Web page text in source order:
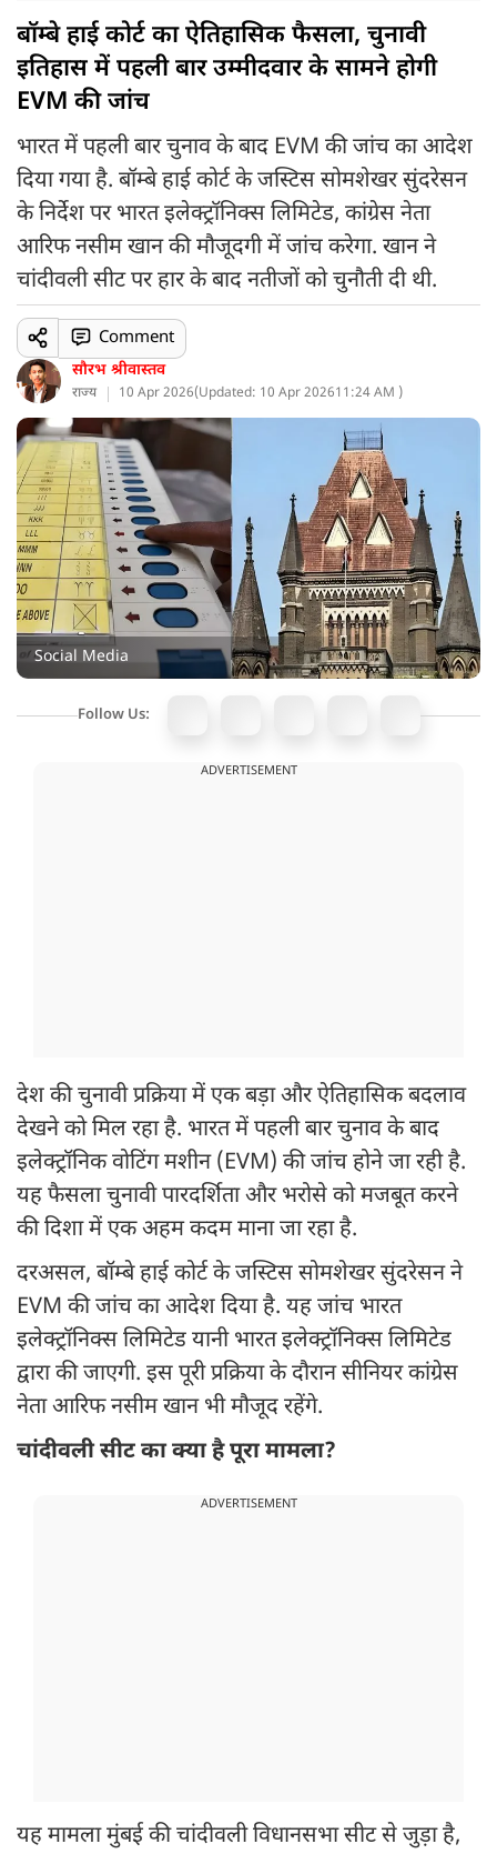
बॉम्बे हाई कोर्ट का ऐतिहासिक फैसला, चुनावी
इतिहास में पहली बार उम्मीदवार के सामने होगी
EVM की जांच
भारत में पहली बार चुनाव के बाद EVM की जांच का आदेश
दिया गया है. बॉम्बे हाई कोर्ट के जस्टिस सोमशेखर सुंदरेसन
के निर्देश पर भारत इलेक्ट्रॉनिक्स लिमिटेड, कांग्रेस नेता
आरिफ नसीम खान की मौजूदगी में जांच करेगा. खान ने
चांदीवली सीट पर हार के बाद नतीजों को चुनौती दी थी.
सौरभ श्रीवास्तव
राज्य 10 Apr 2026(Updated: 10 Apr 202611:24 AM )
Comment
Social Media
Follow Us:
ADVERTISEMENT
देश की चुनावी प्रक्रिया में एक बड़ा और ऐतिहासिक बदलाव
देखने को मिल रहा है. भारत में पहली बार चुनाव के बाद
इलेक्ट्रॉनिक वोटिंग मशीन (EVM) की जांच होने जा रही है.
यह फैसला चुनावी पारदर्शिता और भरोसे को मजबूत करने
की दिशा में एक अहम कदम माना जा रहा है.
दरअसल, बॉम्बे हाई कोर्ट के जस्टिस सोमशेखर सुंदरेसन ने
EVM की जांच का आदेश दिया है. यह जांच भारत
इलेक्ट्रॉनिक्स लिमिटेड यानी भारत इलेक्ट्रॉनिक्स लिमिटेड
द्वारा की जाएगी. इस पूरी प्रक्रिया के दौरान सीनियर कांग्रेस
नेता आरिफ नसीम खान भी मौजूद रहेंगे.
चांदीवली सीट का क्या है पूरा मामला?
ADVERTISEMENT
यह मामला मुंबई की चांदीवली विधानसभा सीट से जुड़ा है,